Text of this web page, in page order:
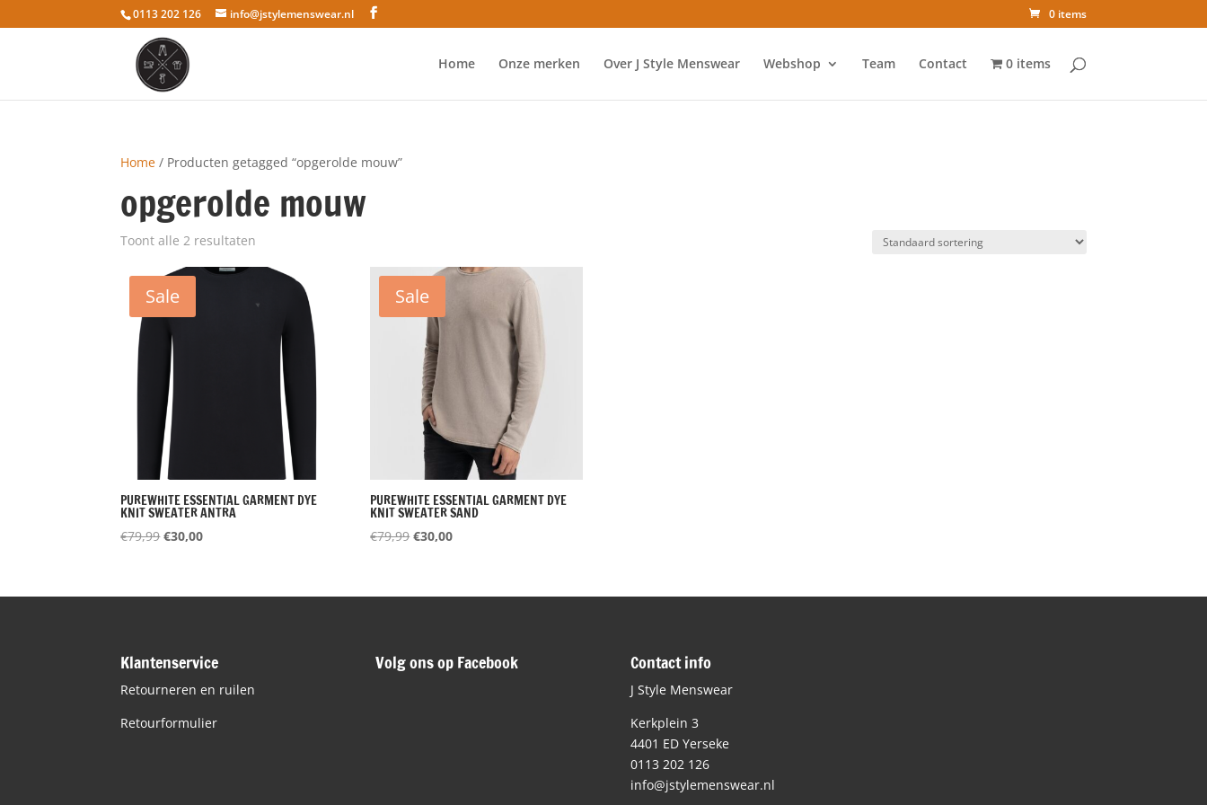
0113 202 126 info@jstylemenswear.nl 0 items
Home Onze merken Over J Style Menswear Webshop Team Contact 0 items
Home / Producten getagged “opgerolde mouw”
opgerolde mouw
Toont alle 2 resultaten
Sale
PUREWHITE ESSENTIAL GARMENT DYE
KNIT SWEATER ANTRA
€79,99Oorspronkelijke
€79,99.
€30,00Huidige
€30,00.
Sale
PUREWHITE ESSENTIAL GARMENT DYE
KNIT SWEATER SAND
€79,99Oorspronkelijke
€79,99.
€30,00Huidige
€30,00.
Klantenservice
Retourneren en ruilen
Retourformulier
Volg ons op Facebook Contact info
J Style Menswear
Kerkplein 3
4401 ED Yerseke
0113 202 126
info@jstylemenswear.nl